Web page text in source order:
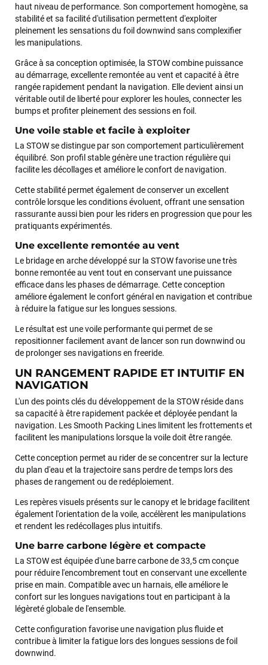
haut niveau de performance. Son comportement homogène, sa
stabilité et sa facilité d'utilisation permettent d'exploiter
pleinement les sensations du foil downwind sans complexifier
les manipulations.
Grâce à sa conception optimisée, la STOW combine puissance
au démarrage, excellente remontée au vent et capacité à être
rangée rapidement pendant la navigation. Elle devient ainsi un
véritable outil de liberté pour explorer les houles, connecter les
bumps et profiter pleinement des sessions en foil.
Une voile stable et facile à exploiter
La STOW se distingue par son comportement particulièrement
équilibré. Son profil stable génère une traction régulière qui
facilite les décollages et améliore le confort de navigation.
Cette stabilité permet également de conserver un excellent
contrôle lorsque les conditions évoluent, offrant une sensation
rassurante aussi bien pour les riders en progression que pour les
pratiquants expérimentés.
Une excellente remontée au vent
Le bridage en arche développé sur la STOW favorise une très
bonne remontée au vent tout en conservant une puissance
efficace dans les phases de démarrage. Cette conception
améliore également le confort général en navigation et contribue
à réduire la fatigue sur les longues sessions.
Le résultat est une voile performante qui permet de se
repositionner facilement avant de lancer son run downwind ou
de prolonger ses navigations en freeride.
UN RANGEMENT RAPIDE ET INTUITIF EN
NAVIGATION
L'un des points clés du développement de la STOW réside dans
sa capacité à être rapidement packée et déployée pendant la
navigation. Les Smooth Packing Lines limitent les frottements et
facilitent les manipulations lorsque la voile doit être rangée.
Cette conception permet au rider de se concentrer sur la lecture
du plan d'eau et la trajectoire sans perdre de temps lors des
phases de rangement ou de redéploiement.
Les repères visuels présents sur le canopy et le bridage facilitent
également l'orientation de la voile, accélèrent les manipulations
et rendent les redécollages plus intuitifs.
Une barre carbone légère et compacte
La STOW est équipée d'une barre carbone de 33,5 cm conçue
pour réduire l'encombrement tout en conservant une excellente
prise en main. Compatible avec un harnais, elle améliore le
confort sur les longues navigations tout en participant à la
légèreté globale de l'ensemble.
Cette configuration favorise une navigation plus fluide et
contribue à limiter la fatigue lors des longues sessions de foil
downwind.
François
il y a un mois
J’ai commandé un pack via leur site internet. À peine la
commande validée, le magasin m’a appelé pour confirmer
avec moi les caractéristiques des équipements, me conseiller
sur le matériel à choisir, et m’a même offert du matériel en
plus. Niveau réactivité, c’est au top : la commande est partie
le lendemain, et j’ai bien reçu tout le matériel dans un colis
propre et soigné. Plus qu’à tester ça sur l’eau ! Je
recommande vivement ce magasin pour son